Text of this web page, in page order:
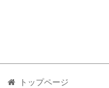
トップページ